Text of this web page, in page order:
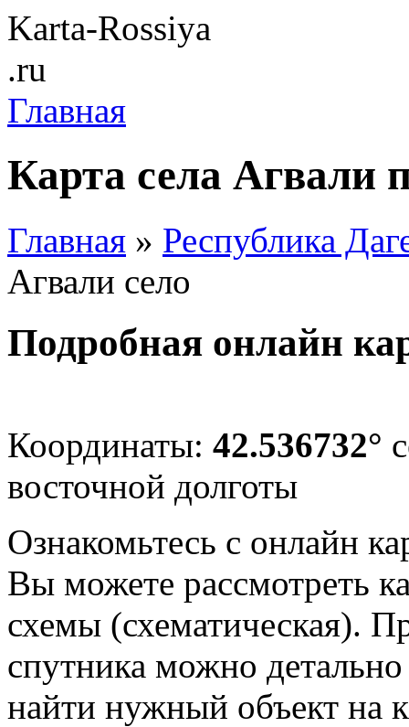
Karta-Rossiya
.ru
Главная
Карта села Агвали
Главная » Республика
Агвали село
Подробная онлайн
Координаты: 42.536732°
восточной долготы
Ознакомьтесь с онлайн
Вы можете рассмотреть
схемы (схематическая).
спутника можно
найти нужный объект на